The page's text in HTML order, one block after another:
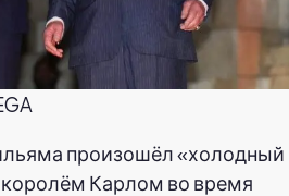
произошёл «холодный
Карлом во время